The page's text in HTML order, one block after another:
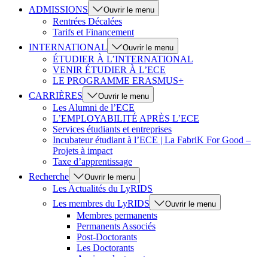
ADMISSIONS
Ouvrir le menu
Rentrées Décalées
Tarifs et Financement
INTERNATIONAL
Ouvrir le menu
ÉTUDIER À L’INTERNATIONAL
VENIR ÉTUDIER À L’ECE
LE PROGRAMME ERASMUS+
CARRIÈRES
Ouvrir le menu
Les Alumni de l’ECE
L’EMPLOYABILITÉ APRÈS L’ECE
Services étudiants et entreprises
Incubateur étudiant à l’ECE | La FabriK For Good –
Projets à impact
Taxe d’apprentissage
Recherche
Ouvrir le menu
Les Actualités du LyRIDS
Les membres du LyRIDS
Ouvrir le menu
Membres permanents
Permanents Associés
Post-Doctorants
Les Doctorants